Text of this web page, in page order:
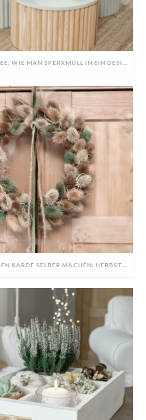
DIY UPCYLING IDEE: WIE MAN SPERRMÜLL IN EIN DESIGNER TEIL VERWANDELT
KRANZ AUS WILDEN KARDE SELBER MACHEN: HERBSTDEKO GANZ EINFACH